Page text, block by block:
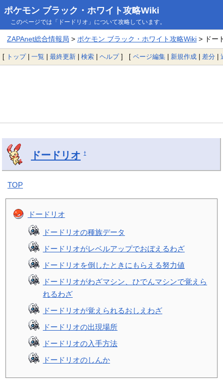
ポケモン ブラック・ホワイト攻略Wiki
このページでは「ドードリオ」について攻略しています。
ZAPAnet総合情報局 > ポケモン ブラック・ホワイト攻略Wiki> ドー
[ トップ| 一覧 | 最終更新 | 検索 | ヘルプ] [ ページ編集 | 新規作成 | 差分 |
ドードリオ †
TOP
ドードリオ
ドードリオの種族データ
ドードリオがレベルアップでおぼえるわざ
ドードリオを倒したときにもらえる努力値
ドードリオがわざマシン、ひでんマシンで覚えら
れるわざ
ドードリオが覚えられるおしえわざ
ドードリオの出現場所
ドードリオの入手方法
ドードリオのしんか